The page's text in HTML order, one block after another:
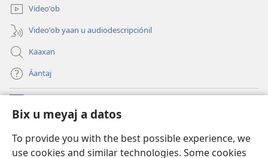
Bix u meyaj a datos
To provide you with the best possible experience, we
use cookies and similar technologies. Some cookies
Videoʼob
Videoʼob yaan u audiodescripciónil
Kaaxan
Áantaj
(opens
new
Biblioteca ich Internet tiʼ le Watchtoweroʼ™
(opens
new